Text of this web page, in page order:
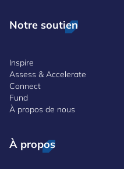
Notre soutien
Inspire
Assess & Accelerate
Connect
Fund
À propos de nous
À propos